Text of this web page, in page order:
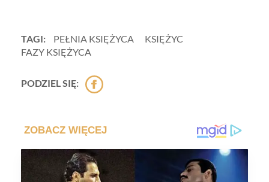
TAGI: PEŁNIA KSIĘŻYCA
KSIĘŻYC
FAZY KSIĘŻYCA
PODZIEL SIĘ: